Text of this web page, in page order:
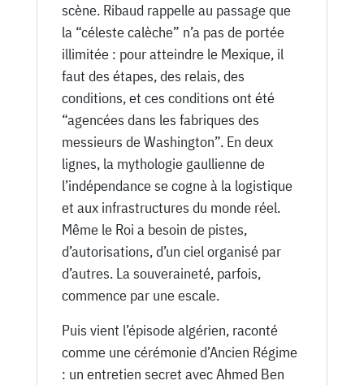
scène. Ribaud rappelle au passage que
la “céleste calèche” n’a pas de portée
illimitée : pour atteindre le Mexique, il
faut des étapes, des relais, des
conditions, et ces conditions ont été
“agencées dans les fabriques des
messieurs de Washington”. En deux
lignes, la mythologie gaullienne de
l’indépendance se cogne à la logistique
et aux infrastructures du monde réel.
Même le Roi a besoin de pistes,
d’autorisations, d’un ciel organisé par
d’autres. La souveraineté, parfois,
commence par une escale.
Puis vient l’épisode algérien, raconté
comme une cérémonie d’Ancien Régime
: un entretien secret avec Ahmed Ben